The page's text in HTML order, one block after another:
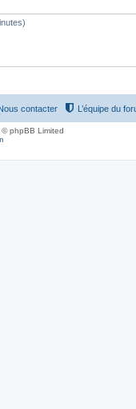
L’équipe du
contacter
phpBB Limited